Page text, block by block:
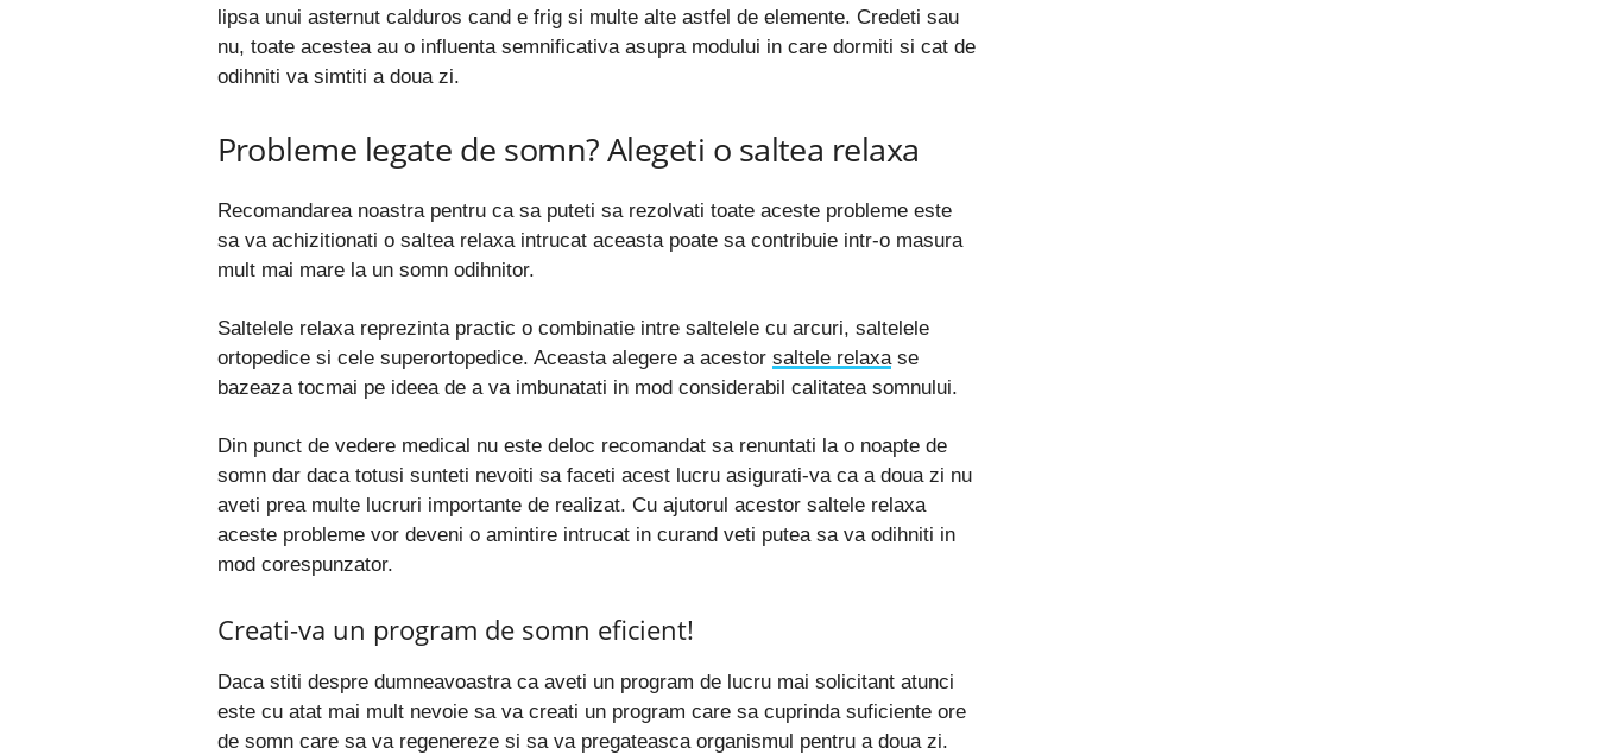
lipsa unui asternut calduros cand e frig si multe alte astfel de elemente. Credeti sau
nu, toate acestea au o influenta semnificativa asupra modului in care dormiti si cat de
odihniti va simtiti a doua zi.
Probleme legate de somn? Alegeti o saltea relaxa
Recomandarea noastra pentru ca sa puteti sa rezolvati toate aceste probleme este
sa va achizitionati o saltea relaxa intrucat aceasta poate sa contribuie intr-o masura
mult mai mare la un somn odihnitor.
Saltelele relaxa reprezinta practic o combinatie intre saltelele cu arcuri, saltelele
ortopedice si cele superortopedice. Aceasta alegere a acestor saltele relaxase
bazeaza tocmai pe ideea de a va imbunatati in mod considerabil calitatea somnului.
Din punct de vedere medical nu este deloc recomandat sa renuntati la o noapte de
somn dar daca totusi sunteti nevoiti sa faceti acest lucru asigurati-va ca a doua zi nu
aveti prea multe lucruri importante de realizat. Cu ajutorul acestor saltele relaxa
aceste probleme vor deveni o amintire intrucat in curand veti putea sa va odihniti in
mod corespunzator.
Creati-va un program de somn eficient!
Daca stiti despre dumneavoastra ca aveti un program de lucru mai solicitant atunci
este cu atat mai mult nevoie sa va creati un program care sa cuprinda suficiente ore
de somn care sa va regenereze si sa va pregateasca organismul pentru a doua zi.